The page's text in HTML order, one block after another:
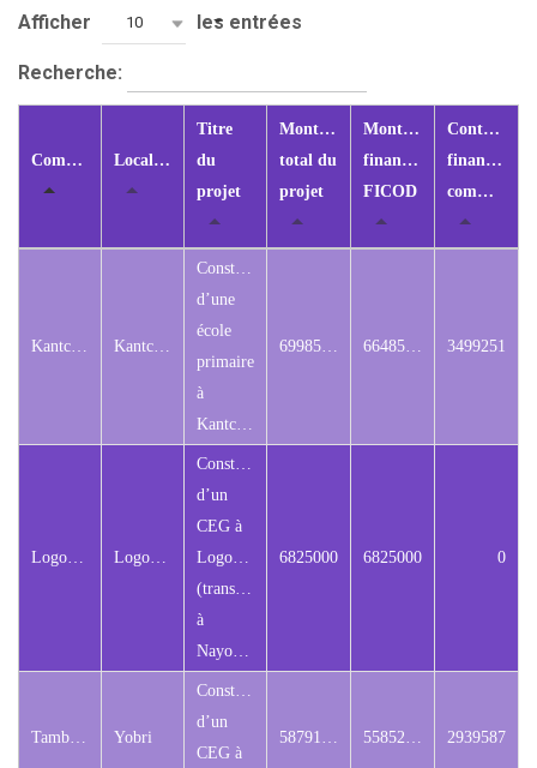
Afficher
10 les entrées
Recherche:
Commune Localisation
Titre
du
projet
Montant
total du
projet
Montant
financement
FICOD
financière
commune
Kantchari
Construction
d’une
école
primaire
à
3499251
Logobou
Construction
d’un
CEG à
Logobou
(transéfé
à
6825000 6825000 0
Tambaga Yobri
Construction
d’un
CEG à
2939587